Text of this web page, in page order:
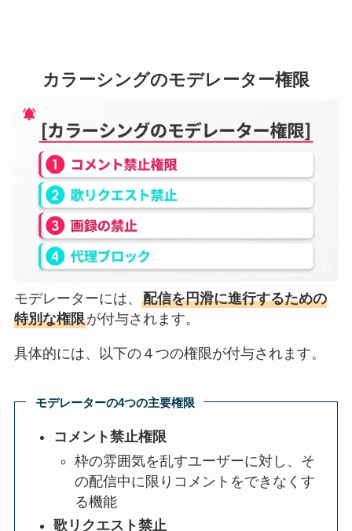
カラーシングのモデレーター権限
モデレーターには、 配信を円滑に進行するための
特別な権限が付与されます。
具体的には、以下の４つの権限が付与されます。
モデレーターの4つの主要権限
コメント禁止権限
枠の雰囲気を乱すユーザーに対し、そ
の配信中に限りコメントをできなくす
る機能
歌リクエスト禁止